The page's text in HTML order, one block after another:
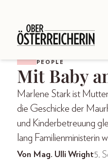
PEOPLE
Mit Baby
Marlene Stark ist
die Geschicke der
und Kinderbetreuung
lang Familienministerin
Von Mag. Ulli Wright5.